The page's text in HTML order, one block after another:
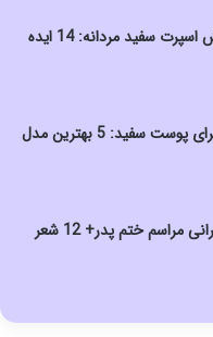
لباس مجلسی با کفش اسپرت سفید مردانه: 14 ایده
رنگ پیراهن مردانه برای پوست سفید: 5 بهترین مدل
24 بهترین متن سخنرانی مراسم ختم پدر+ 12 شعر